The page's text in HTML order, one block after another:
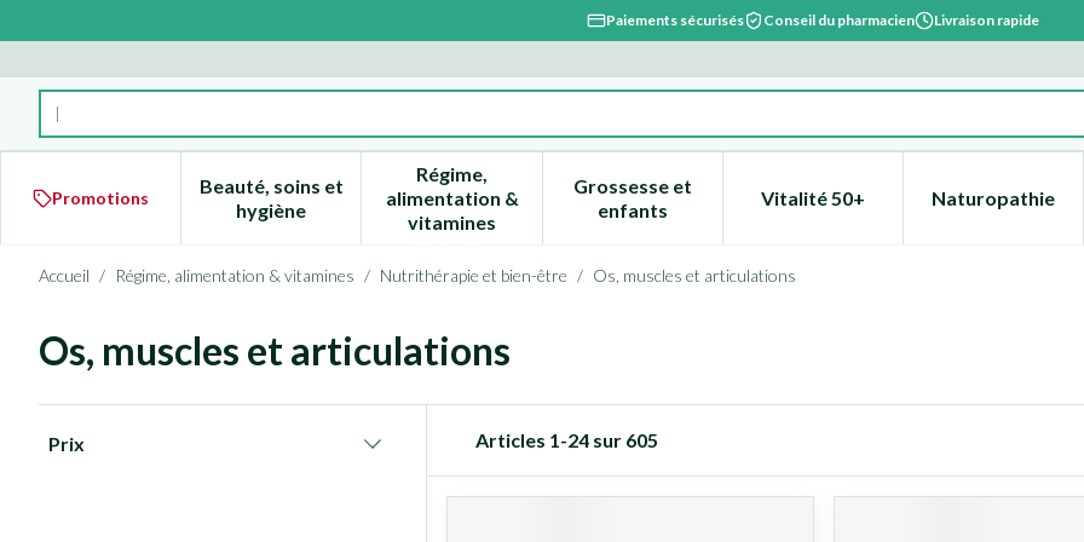
Paiements sécurisés Conseil du pharmacien Livraison rapide
Rechercher
Promotions
Beauté, soins et
hygièneAfficher le sous-menu pour la catégorie Beauté, soins et hygiène
Régime,
alimentation &
vitamines
Afficher le sous-menu pour la catégorie Régime, alimentation &
Grossesse et
enfantsAfficher le sous-menu pour la catégorie
Vitalité 50+Afficher le sous-menu pour la
Naturopathie
Afficher
Accueil / Régime, alimentation & vitamines / Nutrithérapie et bien-être / Os, muscles et articulations
Os, muscles et articulations
Prix
Articles 1-24 sur 605